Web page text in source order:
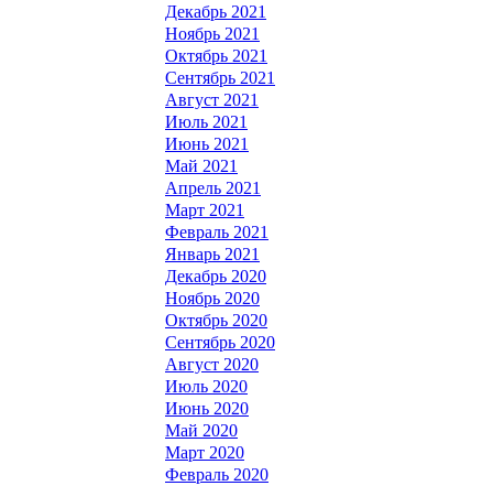
Декабрь 2021
Ноябрь 2021
Октябрь 2021
Сентябрь 2021
Август 2021
Июль 2021
Июнь 2021
Май 2021
Апрель 2021
Март 2021
Февраль 2021
Январь 2021
Декабрь 2020
Ноябрь 2020
Октябрь 2020
Сентябрь 2020
Август 2020
Июль 2020
Июнь 2020
Май 2020
Март 2020
Февраль 2020